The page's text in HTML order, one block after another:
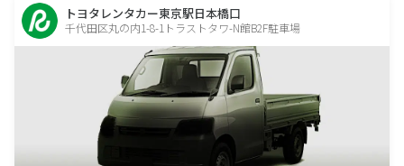
トヨタレンタカー東京駅日本橋口
千代田区丸の内1-8-1トラストタワ-N館B2F駐車場